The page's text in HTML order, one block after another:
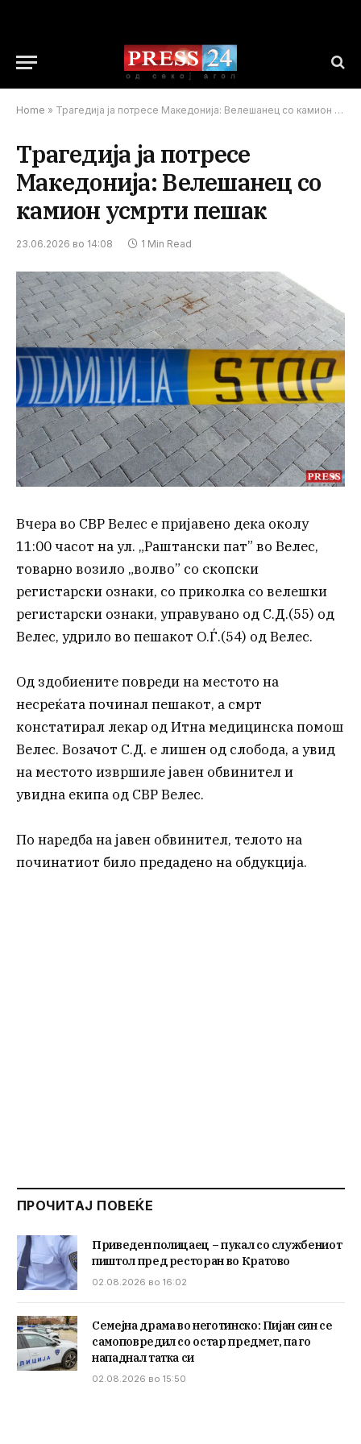
Home » Трагедија ја потресе Македонија: Велешанец со камион усмрти пешак
Трагедија ја потресе
Македонија: Велешанец со
камион усмрти пешак
23.06.2026 во 14:08 1 Min Read
Вчера во СВР Велес е пријавено дека околу
11:00 часот на ул. „Раштански пат” во Велес,
товарно возило „волво” со скопски
регистарски ознаки, со приколка со велешки
регистарски ознаки, управувано од С.Д.(55) од
Велес, удрило во пешакот О.Ѓ.(54) од Велес.
Од здобиените повреди на местото на
несреќата починал пешакот, а смрт
констатирал лекар од Итна медицинска помош
Велес. Возачот С.Д. е лишен од слобода, а увид
на местото извршиле јавен обвинител и
увидна екипа од СВР Велес.
По наредба на јавен обвинител, телото на
починатиот било предадено на обдукција.
ПРОЧИТАЈ ПОВЕЌЕ
Приведен полицаец – пукал со службениот
пиштол пред ресторан во Кратово
02.08.2026 во 16:02
Семејна драма во неготинско: Пијан син се
самоповредил со остар предмет, па го
нападнал татка си
02.08.2026 во 15:50